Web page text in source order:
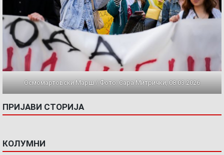
Осмомартовски Марш / Фото: Сара Митрички, 08.03.2026
ПРИЈАВИ СТОРИЈА
КОЛУМНИ